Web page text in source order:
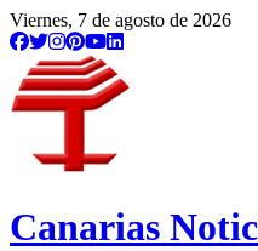
Viernes, 7 de agosto de 2026
Canarias